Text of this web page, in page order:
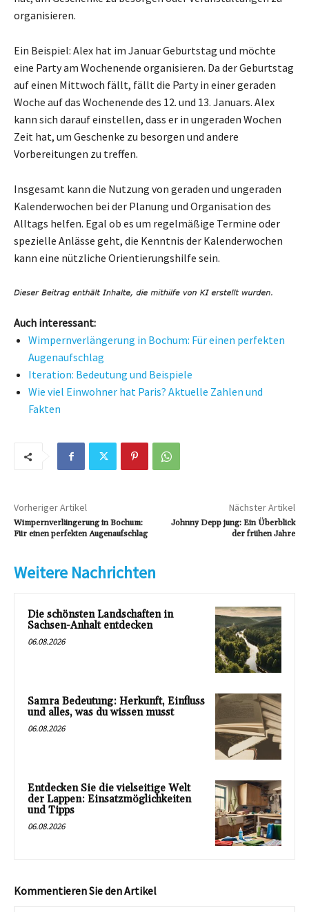
organisieren.
Ein Beispiel: Alex hat im Januar Geburtstag und möchte
eine Party am Wochenende organisieren. Da der Geburtstag
auf einen Mittwoch fällt, fällt die Party in einer geraden
Woche auf das Wochenende des 12. und 13. Januars. Alex
kann sich darauf einstellen, dass er in ungeraden Wochen
Zeit hat, um Geschenke zu besorgen und andere
Vorbereitungen zu treffen.
Insgesamt kann die Nutzung von geraden und ungeraden
Kalenderwochen bei der Planung und Organisation des
Alltags helfen. Egal ob es um regelmäßige Termine oder
spezielle Anlässe geht, die Kenntnis der Kalenderwochen
kann eine nützliche Orientierungshilfe sein.
Auch interessant:
Wimpernverlängerung in Bochum: Für einen perfekten
Augenaufschlag
Iteration: Bedeutung und Beispiele
Wie viel Einwohner hat Paris? Aktuelle Zahlen und
Fakten
Vorheriger Artikel
Wimpernverlängerung in Bochum:
Für einen perfekten Augenaufschlag
Nächster Artikel
Johnny Depp jung: Ein Überblick
der frühen Jahre
Weitere Nachrichten
Die schönsten Landschaften in
Sachsen-Anhalt entdecken
06.08.2026
Samra Bedeutung: Herkunft, Einfluss
und alles, was du wissen musst
06.08.2026
Entdecken Sie die vielseitige Welt
der Lappen: Einsatzmöglichkeiten
und Tipps
06.08.2026
Kommentieren Sie den Artikel